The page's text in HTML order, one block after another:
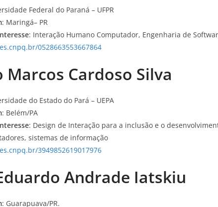
Federal do Paraná – UFPR
: Maringá– PR
: Interação Humano Computador, Engenharia de
0528663553667864
Cardoso Silva
do Estado do Pará – UEPA
: Belém/PA
: Design de Interação para a inclusão e o
sistemas de informação
3949852619017976
Andrade Iatskiu
: Guarapuava/PR.